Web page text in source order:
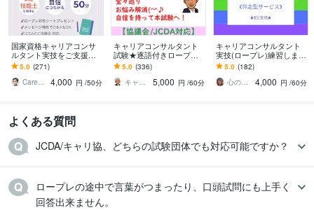
国家資格キャリアコンサ
ルタント実技をご支援し
ます 【50分】2級技能士
から本質を学び、出来る
を伸ばす／増やす
5.0 (271)
Career Number／2級技能士
4,000 円 /50分
キャリアコンサルタント
試験★逐語付きロープレ
します 頭が真っ白堂々巡
りキャリコン試験の悩み
解消キャリ協/JCDA
5.0 (336)
キャリア テイクオフ CC＿SASAKI
5,000 円 /60分
キャリアコンサルタント
実技(ロープレ)練習します
8割以上がリピーター‼1回
～3回まで実施回数を選べ
ます☆
5.0 (182)
心のおかえり 花恩
4,000 円 /60分
よくある質問
JCDA/キャリ協、どちらの試験団体でも対応可能ですか？
ロープレの途中で言葉がつまったり、口頭試問にも上手く
回答出来ません。